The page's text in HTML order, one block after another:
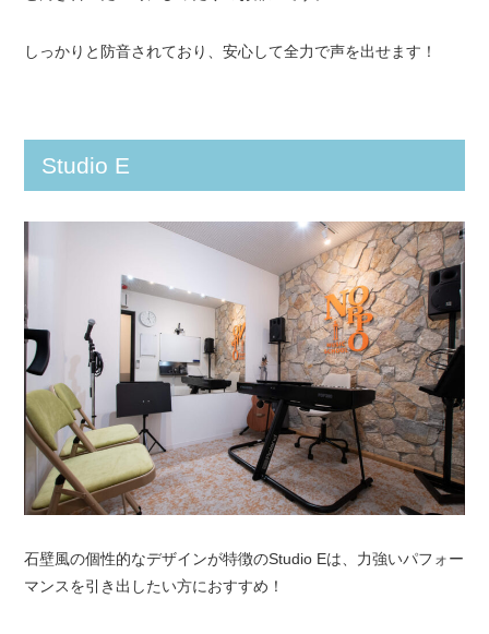
しっかりと防音されており、安心して全力で声を出せます！
Studio E
石壁風の個性的なデザインが特徴のStudio Eは、力強いパフォー
マンスを引き出したい方におすすめ！